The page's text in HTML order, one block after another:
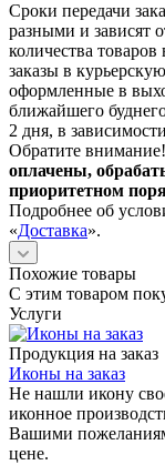
Сроки передачи
разными и зависят
количества товаров
заказы в
оформленные в
ближайшего
2 дня, в
Обратите внимание!
оплачены,
приоритетном
Подробнее об
«Доставка».
Похожие товары
С этим товаром
Услуги
Продукция на заказ
Иконы на заказ
Не нашли икону
иконное
Вашими
цене.